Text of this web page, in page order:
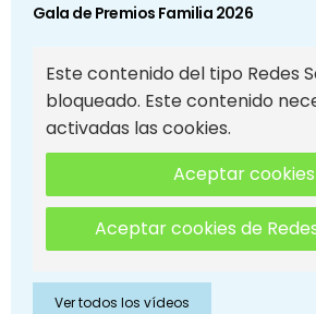
Gala de Premios Familia 2026
Este contenido del tipo Redes
bloqueado. Este contenido
activadas las cookies.
Aceptar cookies
Aceptar cookies de
Ver todos los vídeos